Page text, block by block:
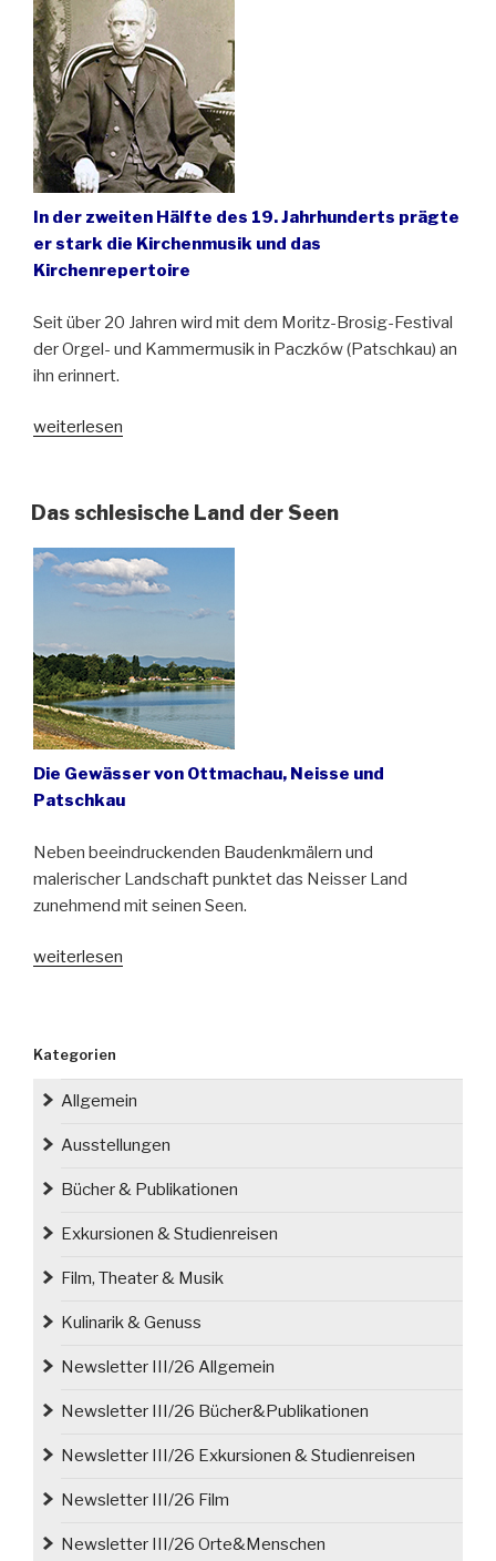
In der zweiten Hälfte des 19. Jahrhunderts prägte
er stark die Kirchenmusik und das
Kirchenrepertoire
Seit über 20 Jahren wird mit dem Moritz-Brosig-Festival
der Orgel- und Kammermusik in Paczków (Patschkau) an
ihn erinnert.
„Moritz
ein
und
Organist
dem
Neisser
Land“
weiterlesen
Das schlesische Land der Seen
Die Gewässer von Ottmachau, Neisse und
Patschkau
Neben beeindruckenden Baudenkmälern und
malerischer Landschaft punktet das Neisser Land
zunehmend mit seinen Seen.
„Das
Seen“
weiterlesen
Kategorien
Allgemein
Ausstellungen
Bücher & Publikationen
Exkursionen & Studienreisen
Film, Theater & Musik
Kulinarik & Genuss
Newsletter III/26 Allgemein
Newsletter III/26 Bücher&Publikationen
Newsletter III/26 Exkursionen & Studienreisen
Newsletter III/26 Film
Newsletter III/26 Orte&Menschen